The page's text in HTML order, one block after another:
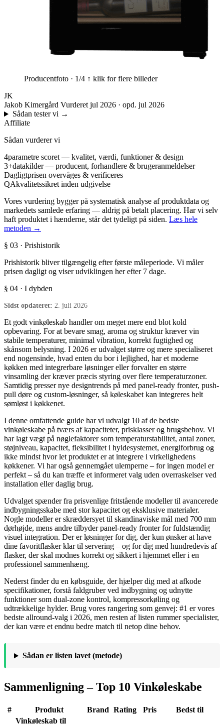
Producentfoto · 1/4 ↑ klik for flere billeder
JK
Jakob Kimergård Vurderet jul 2026 · opd. jul 2026
Sådan tester vi →
Affiliate
Sådan vurderer vi
4parametre scoret — kvalitet, værdi, funktioner & design
3+datakilder — producent, forhandlere & brugeranmeldelser
Dagligtprisen overvåges & verificeres
QAkvalitetssikret inden udgivelse
Vores vurdering bygger på systematisk analyse af produktdata og
markedets samlede erfaring — aldrig på betalt placering. Har vi selv
haft produktet i hænderne, står det tydeligt på siden. Læs hele
metoden →
§ 03 · Prishistorik
Prishistorik bliver tilgængelig efter første måleperiode. Vi måler
prisen dagligt og viser udviklingen her efter 7 dage.
§ 04 · I dybden
Sidst opdateret: 2. juli 2026
Et godt vinkøleskab handler om meget mere end blot kold
opbevaring. For at bevare smag, aroma og struktur kræver vin
stabile temperaturer, minimal vibration, korrekt fugtighed og
skånsom belysning. I 2026 er udvalget større og mere specialiseret
end nogensinde, hvad enten du bor i lejlighed, har et moderne
køkken med integrerbare løsninger eller forvalter en større
vinsamling der kræver præcis styring over flere temperaturzoner.
Samtidig presser nye designtrends på med panel-ready fronter, push-
pull døre og custom-løsninger, så køleskabet kan integreres helt
sømløst i køkkenet.
I denne omfattende guide har vi udvalgt 10 af de bedste
vinkøleskabe på tværs af kapaciteter, prisklasser og brugsbehov. Vi
har lagt vægt på nøglefaktorer som temperaturstabilitet, antal zoner,
støjniveau, kapacitet, fleksibilitet i hyldesystemet, energiforbrug og
ikke mindst hvor let produktet er at integrere i virkelighedens
køkkener. Vi har også gennemgået ulemperne – for ingen model er
perfekt – så du kan træffe et informeret valg uden overraskelser ved
installation eller daglig brug.
Udvalget spænder fra prisvenlige fritstående modeller til avancerede
indbygningsskabe med stor kapacitet og eksklusive materialer.
Nogle modeller er skræddersyet til skandinaviske mål med 700 mm
dørhøjde, mens andre tilbyder panel-ready fronter for fuldstændig
visuel integration. Der er løsninger for dig, der kun ønsker at have
dine favoritflasker klar til servering – og for dig med hundredevis af
flasker, der skal modnes korrekt og sikkert i hjemmet eller i en
professionel sammenhæng.
Nederst finder du en købsguide, der hjælper dig med at afkode
specifikationer, forstå faldgruber ved indbygning og udnytte
funktioner som dual-zone kontrol, kompressorkøling og
udtrækkelige hylder. Brug vores rangering som genvej: #1 er vores
bedste allround-valg i 2026, men resten af listen rummer specialister,
der kan være et endnu bedre match til netop dine behov.
Sådan er listen lavet (metode)
Sammenligning – Top 10 Vinkøleskabe
# Produkt Brand Rating Pris Bedst til
Vinkøleskab til